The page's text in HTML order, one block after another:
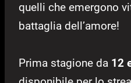
quelli che emergono
battaglia dell’amore!
Prima stagione da 12